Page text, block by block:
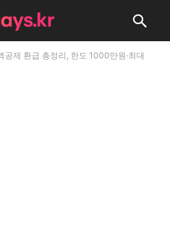
공제 환급 총정리, 한도 1000만원·최대